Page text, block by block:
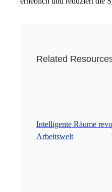
Related
Intelligente Räume
Arbeitswelt